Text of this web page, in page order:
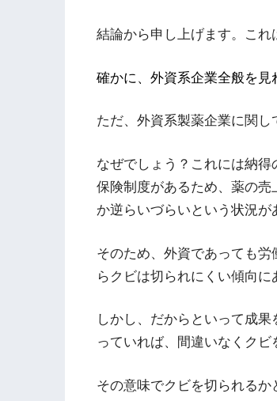
結論から申し上げます。これ
確かに、外資系企業全般を見
ただ、外資系製薬企業に関し
なぜでしょう？これには納得
保険制度があるため、薬の
か逆らいづらいという状況が
そのため、外資であっても
らクビは切られにくい傾向に
しかし、だからといって成
っていれば、間違いなくクビ
その意味でクビを切られるか